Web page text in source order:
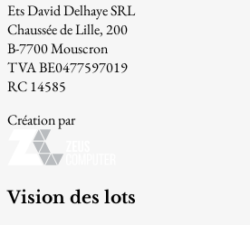
Ets David Delhaye SRL
Chaussée de Lille, 200
B-7700 Mouscron
TVA BE0477597019
RC 14585
Création par
Vision des lots